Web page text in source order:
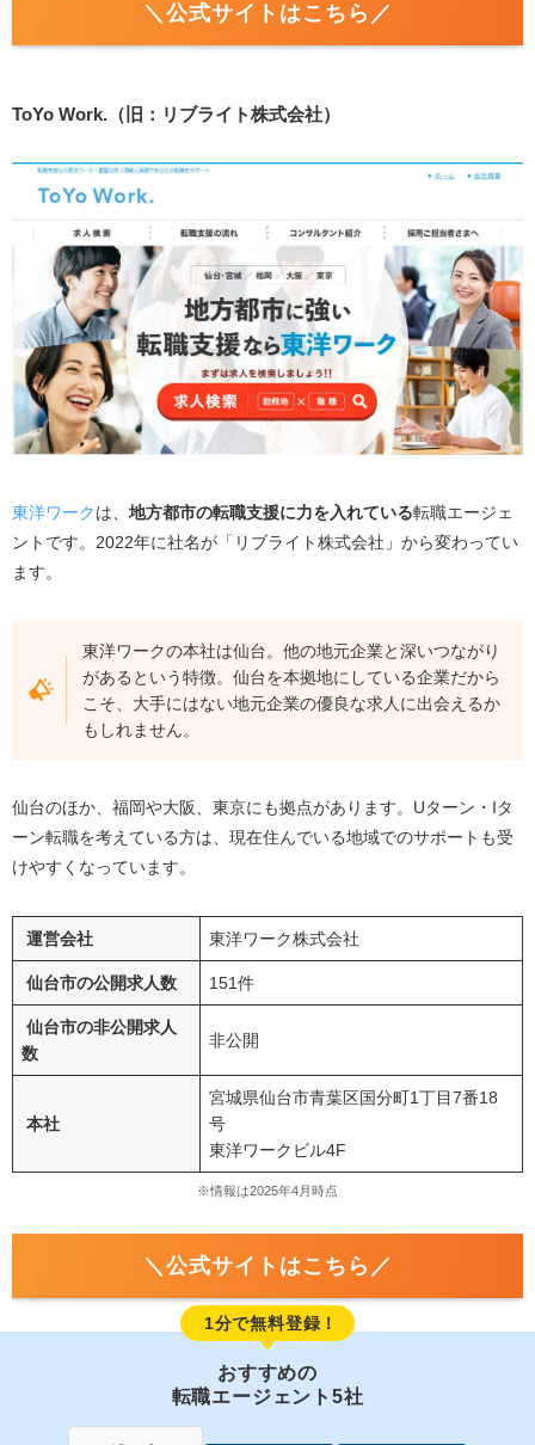
＼公式サイトはこちら／
ToYo Work.（旧：リブライト株式会社）
東洋ワークは、 地方都市の転職支援に力を入れている転職エージェ
ントです。 2022年に社名が「リブライト株式会社」から変わってい
ます。
東洋ワークの本社は仙台。他の地元企業と深いつながり
があるという特徴。仙台を本拠地にしている企業だから
こそ、大手にはない地元企業の優良な求人に出会えるか
もしれません。
仙台のほか、福岡や大阪、東京にも拠点があります。 Uターン・ Iタ
ーン転職を考えている方は、現在住んでいる地域でのサポートも受
けやすくなっています。
運営会社 東洋ワーク株式会社
仙台市の公開求人数 151件
仙台市の非公開求人
数
非公開
本社
宮城県仙台市青葉区国分町1丁目7番18
号
東洋ワークビル4F
※情報は2025年4月時点
＼公式サイトはこちら／
1分で無料登録！
おすすめの
転職エージェント5社